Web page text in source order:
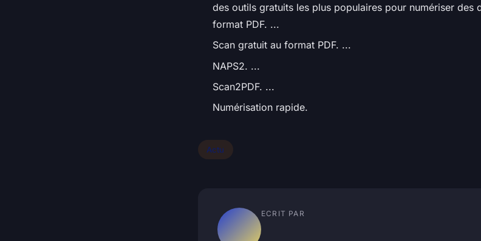
des outils gratuits les plus populaires pour numériser des
format PDF. ...
Scan gratuit au format PDF. ...
NAPS2. ...
Scan2PDF. ...
Numérisation rapide.
Actu
ECRIT PAR